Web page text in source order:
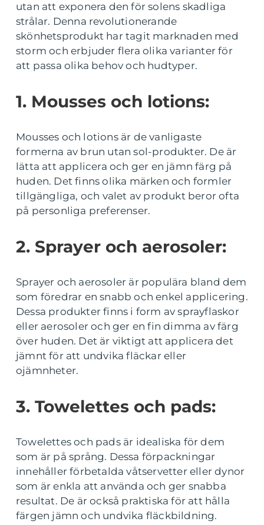
utan att exponera den för solens skadliga
strålar. Denna revolutionerande
skönhetsprodukt har tagit marknaden med
storm och erbjuder flera olika varianter för
att passa olika behov och hudtyper.
1. Mousses och lotions:
Mousses och lotions är de vanligaste
formerna av brun utan sol-produkter. De är
lätta att applicera och ger en jämn färg på
huden. Det finns olika märken och formler
tillgängliga, och valet av produkt beror ofta
på personliga preferenser.
2. Sprayer och aerosoler:
Sprayer och aerosoler är populära bland dem
som föredrar en snabb och enkel applicering.
Dessa produkter finns i form av sprayflaskor
eller aerosoler och ger en fin dimma av färg
över huden. Det är viktigt att applicera det
jämnt för att undvika fläckar eller
ojämnheter.
3. Towelettes och pads:
Towelettes och pads är idealiska för dem
som är på språng. Dessa förpackningar
innehåller förbetalda våtservetter eller dynor
som är enkla att använda och ger snabba
resultat. De är också praktiska för att hålla
färgen jämn och undvika fläckbildning.